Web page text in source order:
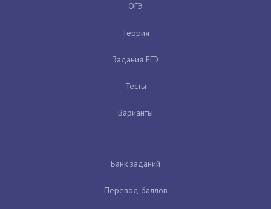
ОГЭ
Теория
Задания ЕГЭ
Тесты
Варианты
Банк заданий
Перевод баллов